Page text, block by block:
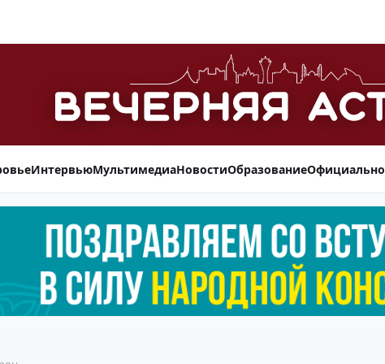
ИнтервьюМультимедиаНовостиОбразованиеОфициально